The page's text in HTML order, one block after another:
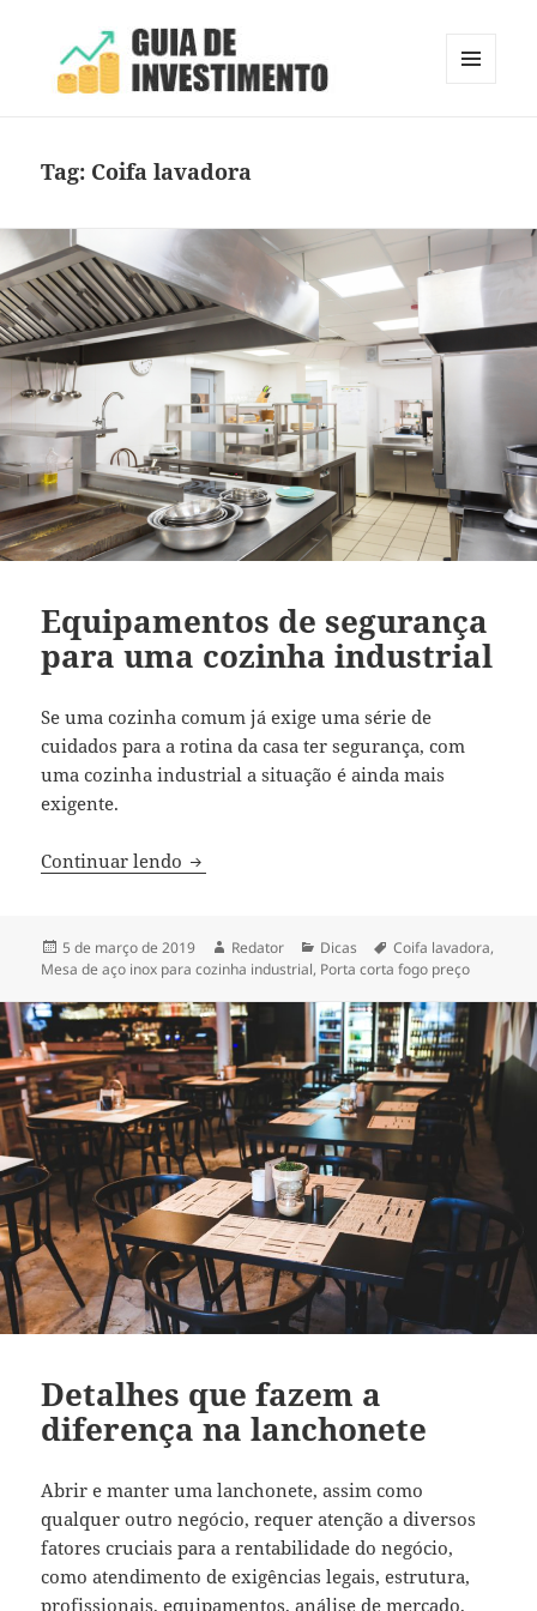
Tag: Coifa lavadora
Equipamentos de segurança
para uma cozinha industrial
Se uma cozinha comum já exige uma série de
cuidados para a rotina da casa ter segurança, com
uma cozinha industrial a situação é ainda mais
exigente.
Continuar lendo Equipamentos de segurança para uma
Publicado
em
5 de março de 2019 Autor
Redator Categorias
Dicas Tags
Coifa lavadora,
Mesa de aço inox para cozinha industrial, Porta corta fogo preço
Detalhes que fazem a
diferença na lanchonete
Abrir e manter uma lanchonete, assim como
qualquer outro negócio, requer atenção a diversos
fatores cruciais para a rentabilidade do negócio,
como atendimento de exigências legais, estrutura,
profissionais, equipamentos, análise de mercado,